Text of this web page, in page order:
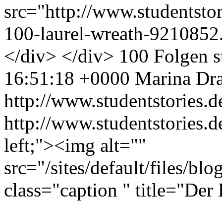
src="http://
100-laurel-wreath-
</div> </div> 100 Folgen
16:51:18 +0000 Marina
http://
http://
left;"><img alt=""
src="/sites/default/files/
class="caption " title="Der